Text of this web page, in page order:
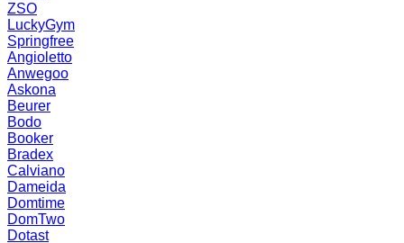
ZSO
LuckyGym
Springfree
Angioletto
Anwegoo
Askona
Beurer
Bodo
Booker
Bradex
Calviano
Dameida
Domtime
DomTwo
Dotast